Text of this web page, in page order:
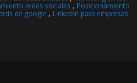
redes sociales , Posicionamiento
de google , LinkedIn para empresas